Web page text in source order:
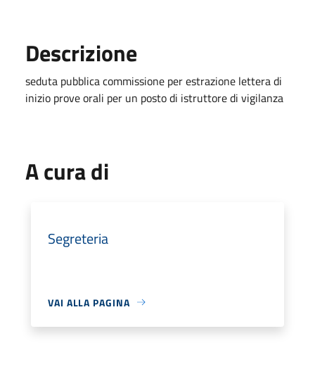
Descrizione
seduta pubblica commissione per estrazione lettera di
inizio prove orali per un posto di istruttore di vigilanza
A cura di
Segreteria
VAI ALLA PAGINA